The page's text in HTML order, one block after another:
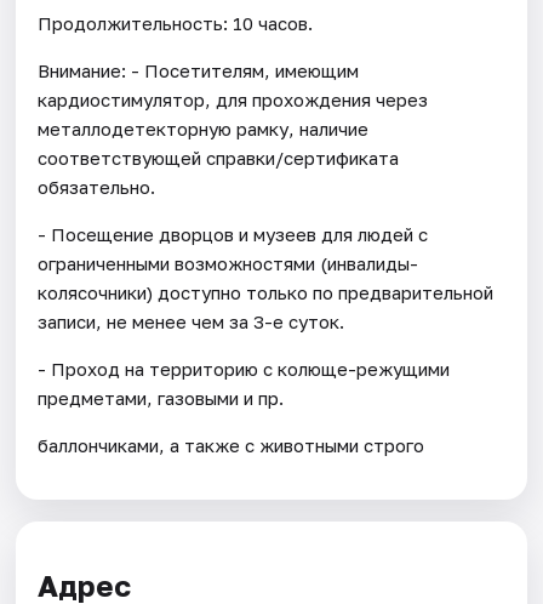
Продолжительность: 10 часов.
Внимание: - Посетителям, имеющим
кардиостимулятор, для прохождения через
металлодетекторную рамку, наличие
соответствующей справки/сертификата
обязательно.
- Посещение дворцов и музеев для людей с
ограниченными возможностями (инвалиды-
колясочники) доступно только по предварительной
записи, не менее чем за 3-е суток.
- Проход на территорию с колюще-режущими
предметами, газовыми и пр.
баллончиками, а также с животными строго
Адрес